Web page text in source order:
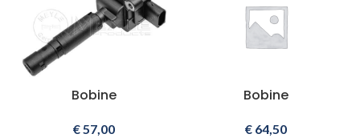
Bobine
€ 57,00
Bobine
€ 64,50